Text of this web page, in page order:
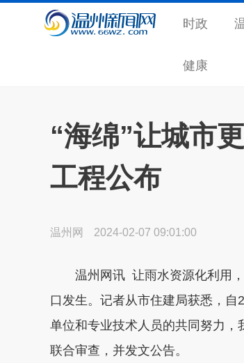
时政
健康
“海绵”让城市
工程公布
温州网 2024-02-07 09:01:00
温州网讯 让雨水资源化利用
口发生。记者从市住建局获悉，
单位和专业技术人员的共同努力，
联合审查，并发文公告。